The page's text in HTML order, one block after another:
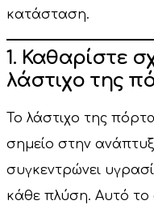
κατάσταση.
1. Καθαρίστε
λάστιχο της
Το λάστιχο της
σημείο στην
συγκεντρώνει
κάθε πλύση. Αυτό το